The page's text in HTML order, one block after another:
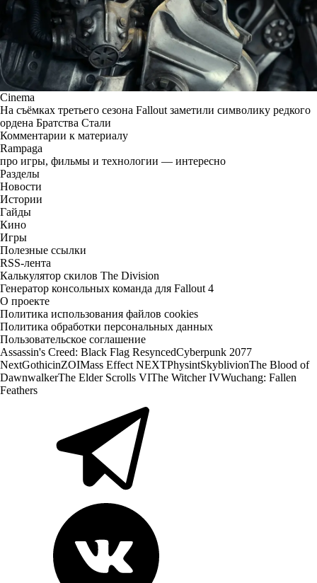
Cinema
На съёмках третьего сезона Fallout заметили символику редкого
ордена Братства Стали
Комментарии к материалу
Rampaga
про игры, фильмы и технологии — интересно
Разделы
Новости
Истории
Гайды
Кино
Игры
Полезные ссылки
RSS-лента
Калькулятор скилов The Division
Генератор консольных команда для Fallout 4
О проекте
Политика использования файлов cookies
Политика обработки персональных данных
Пользовательское соглашение
Assassin's Creed: Black Flag ResyncedCyberpunk 2077
NextGothicinZOIMass Effect NEXTPhysintSkyblivionThe Blood of
DawnwalkerThe Elder Scrolls VIThe Witcher IVWuchang: Fallen
Feathers